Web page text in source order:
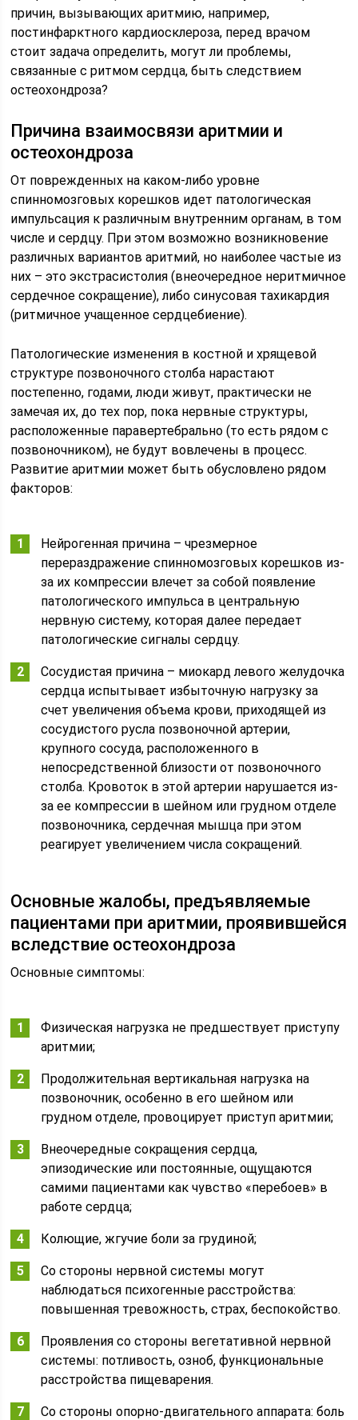
причин, вызывающих аритмию, например,
постинфарктного кардиосклероза, перед врачом
стоит задача определить, могут ли проблемы,
связанные с ритмом сердца, быть следствием
остеохондроза?
Причина взаимосвязи аритмии и
остеохондроза
От поврежденных на каком-либо уровне
спинномозговых корешков идет патологическая
импульсация к различным внутренним органам, в том
числе и сердцу. При этом возможно возникновение
различных вариантов аритмий, но наиболее частые из
них – это экстрасистолия (внеочередное неритмичное
сердечное сокращение), либо синусовая тахикардия
(ритмичное учащенное сердцебиение).
Патологические изменения в костной и хрящевой
структуре позвоночного столба нарастают
постепенно, годами, люди живут, практически не
замечая их, до тех пор, пока нервные структуры,
расположенные паравертебрально (то есть рядом с
позвоночником), не будут вовлечены в процесс.
Развитие аритмии может быть обусловлено рядом
факторов:
Нейрогенная причина – чрезмерное
перераздражение спинномозговых корешков из-
за их компрессии влечет за собой появление
патологического импульса в центральную
нервную систему, которая далее передает
патологические сигналы сердцу.
Сосудистая причина – миокард левого желудочка
сердца испытывает избыточную нагрузку за
счет увеличения объема крови, приходящей из
сосудистого русла позвоночной артерии,
крупного сосуда, расположенного в
непосредственной близости от позвоночного
столба. Кровоток в этой артерии нарушается из-
за ее компрессии в шейном или грудном отделе
позвоночника, сердечная мышца при этом
реагирует увеличением числа сокращений.
Основные жалобы, предъявляемые
пациентами при аритмии, проявившейся
вследствие остеохондроза
Основные симптомы:
Физическая нагрузка не предшествует приступу
аритмии;
Продолжительная вертикальная нагрузка на
позвоночник, особенно в его шейном или
грудном отделе, провоцирует приступ аритмии;
Внеочередные сокращения сердца,
эпизодические или постоянные, ощущаются
самими пациентами как чувство «перебоев» в
работе сердца;
Колющие, жгучие боли за грудиной;
Со стороны нервной системы могут
наблюдаться психогенные расстройства:
повышенная тревожность, страх, беспокойство.
Проявления со стороны вегетативной нервной
системы: потливость, озноб, функциональные
расстройства пищеварения.
Со стороны опорно-двигательного аппарата: боль